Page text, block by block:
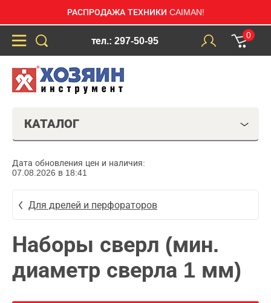
РАСПРОДАЖА ТЕХНИКИ CAIMAN!
тел.: 297-50-95
0
КАТАЛОГ
Дата обновления цен и наличия:
07.08.2026 в 18:41
Для дрелей и перфораторов
Наборы сверл (мин.
диаметр сверла 1 мм)